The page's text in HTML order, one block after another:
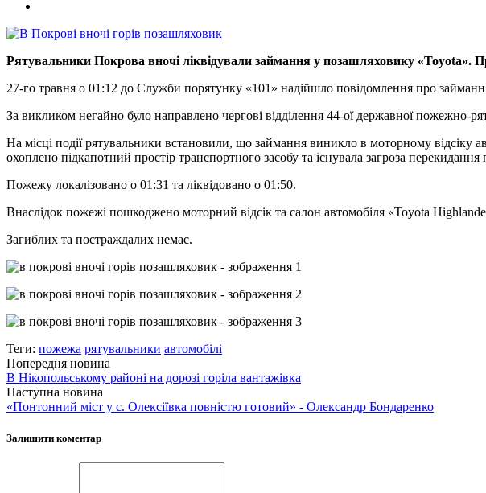
Рятувальники Покрова вночі ліквідували займання у позашляховику «Toyota».
27-го травня о 01:12 до Служби порятунку «101» надійшло повідомлення про
За викликом негайно було направлено чергові відділення 44-ої державної пожежно-
На місці події рятувальники встановили, що займання виникло в моторному відсіку
охоплено підкапотний простір транспортного засобу та існувала загроза
Пожежу локалізовано о 01:31 та ліквідовано о 01:50.
Внаслідок пожежі пошкоджено моторний відсік та салон автомобіля «Toyota
Загиблих та постраждалих немає.
Теги: пожежа рятувальники автомобілі
Попередня новина
В Нікопольському районі на дорозі горіла вантажівка
Наступна новина
«Понтонний міст у с. Олексіївка повністю готовий» - Олександр Бондаренко
Залишити коментар